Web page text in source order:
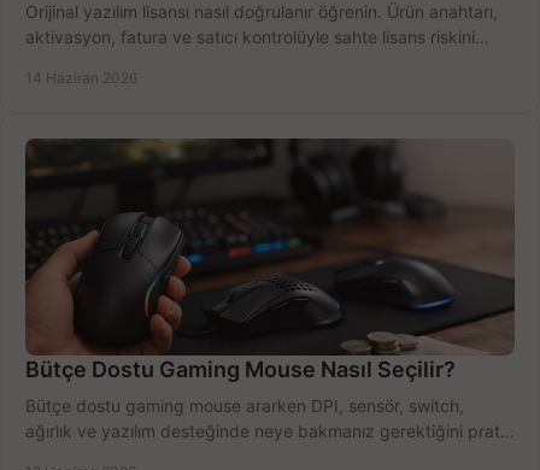
Orijinal yazılım lisansı nasıl doğrulanır öğrenin. Ürün anahtarı,
aktivasyon, fatura ve satıcı kontrolüyle sahte lisans riskini
14 Haziran 2026
Bütçe Dostu Gaming Mouse Nasıl Seçilir?
Bütçe dostu gaming mouse ararken DPI, sensör, switch,
ağırlık ve yazılım desteğinde neye bakmanız gerektiğini pratik